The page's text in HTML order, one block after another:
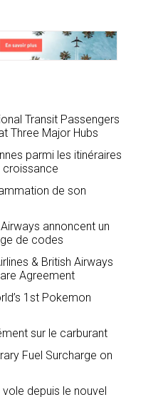
Transit Passengers
Three Major Hubs
parmi les itinéraires
croissance
de son
annoncent un
de codes
& British Airways
Agreement
1st Pokemon
sur le carburant
Fuel Surcharge on
depuis le nouvel